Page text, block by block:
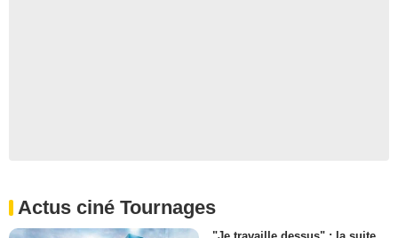
Actus ciné Tournages